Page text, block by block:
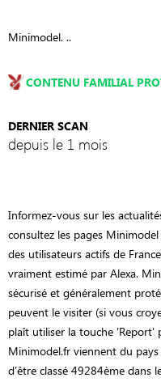
Minimodel. ..
CONTENU FAMILIAL
DERNIER SCAN
depuis le 1 mois
Informez-vous sur les
consultez les pages Minimodel
des utilisateurs actifs de
vraiment estimé par Alexa.
sécurisé et généralement
peuvent le visiter (si vous
plaît utiliser la touche 'Report'
Minimodel.fr viennent du
d’être classé 49284ème dans